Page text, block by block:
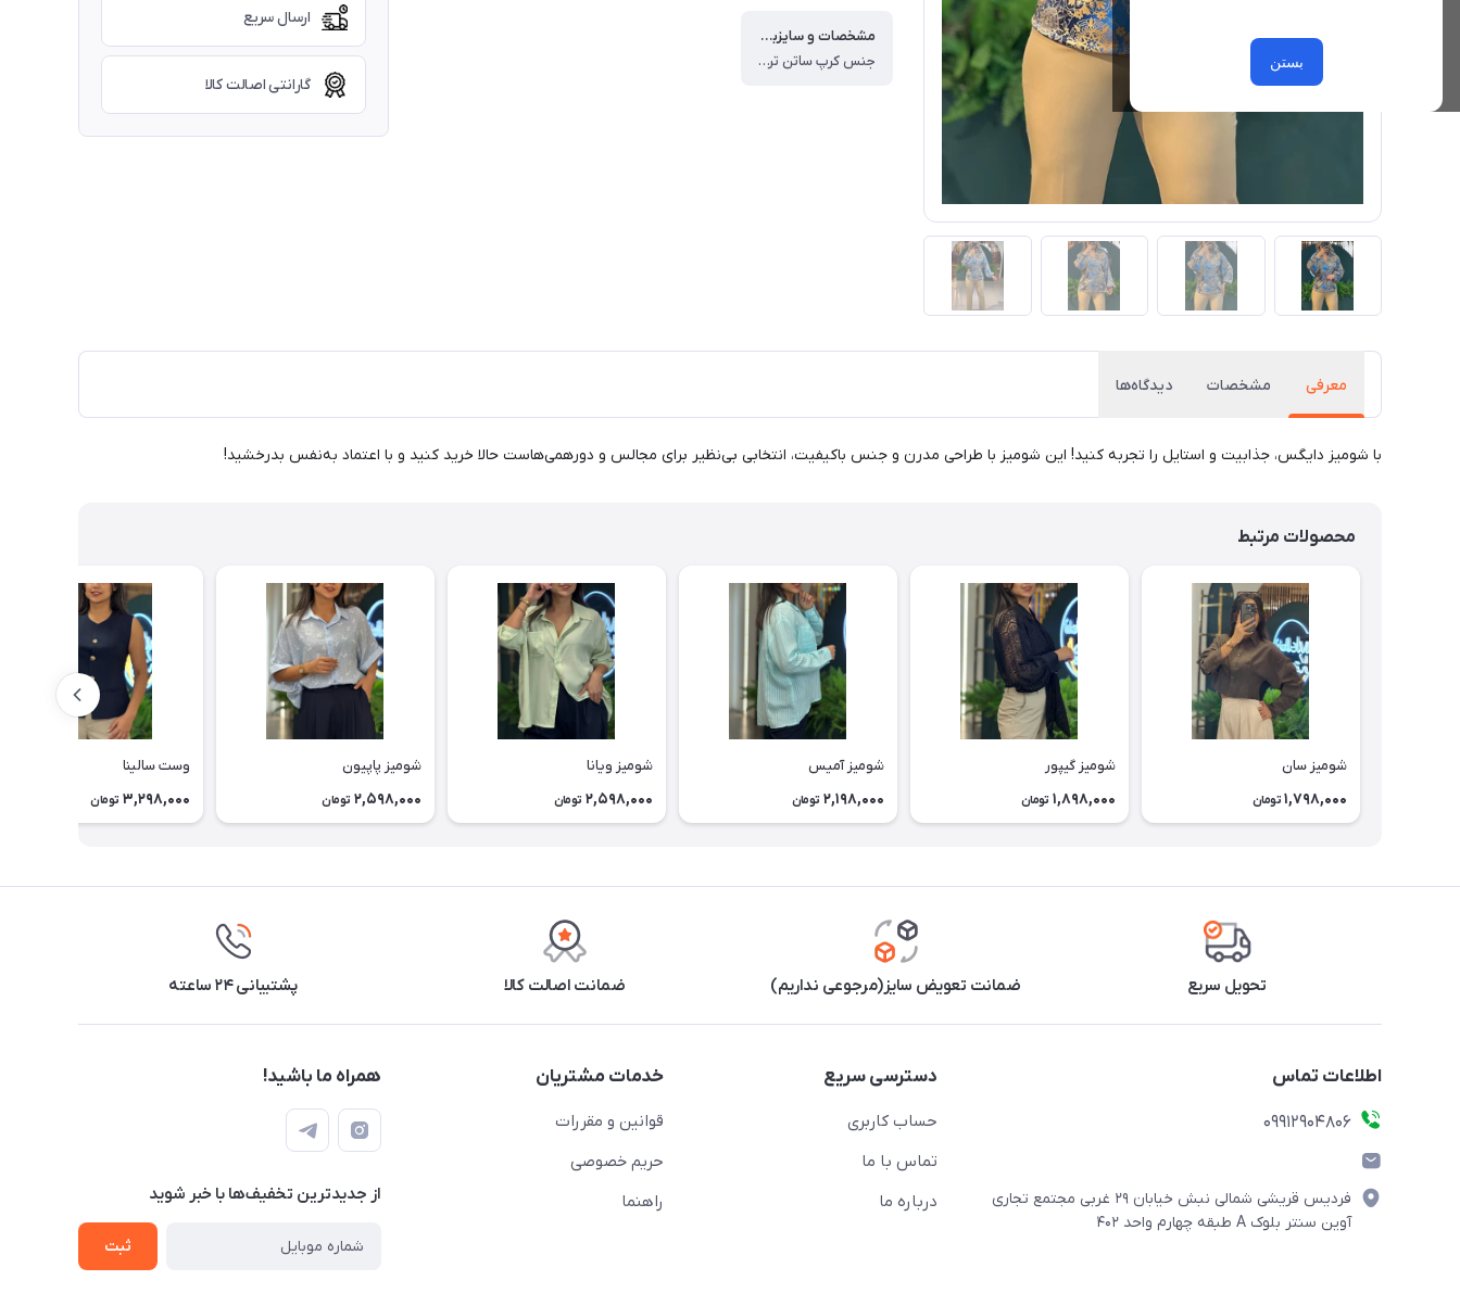
بستن
مشخصات و سایزبندی
جنس کرپ ساتن ترک درجه یک مدل شومیز بالاتنه جذب تر پایین تنه حالت گشاد و‌ فون تر قد ۷۳ ، دور سینه سایز ۴۰ : ۱۰۴ پایین تنه ۱۳۰ ، دور سینه سایز ۴۲ : ۱۱۰ پایین تنه ۱۳۲ ، دور سینه سایز ۴۴ : ۱۱۴ پایین تنه ۱۳۴ ، دور سینه سایز ۴۶ : ۱۱۹ پایین تنه ۱۳۶ ، دور سینه سایز ۴۸ : ۱۲۴ پایین تنه ۱۴۰ ، حتما اندازه هارو چک کنید قواره داره این مدل
ارسال سریع
گارانتی اصالت کالا
معرفی مشخصات دیدگاه‌ها
با شومیز دایگس، جذابیت و استایل را تجربه کنید! این شومیز با طراحی مدرن و جنس باکیفیت، انتخابی بی‌نظیر برای مجالس و دورهمی‌هاست حالا خرید کنید و با اعتماد به‌نفس بدرخشید!
محصولات مرتبط
شومیز سان
1,798,000 تومان
شومیز گیپور
1,898,000 تومان
شومیز آمیس
2,198,000 تومان
شومیز ویانا
2,598,000 تومان
شومیز پاپیون
2,598,000 تومان
وست سالینا
3,298,000 تومان
تحویل سریع ضمانت تعویض سایز(مرجوعی نداریم) ضمانت اصالت کالا پشتیبانی ۲۴ ساعته
اطلاعات تماس
09912904806
فردیس قریشی شمالی نبش خیابان ۲۹ غربی مجتمع تجاری
آوین سنتر بلوک A طبقه چهارم واحد ۴۰۲
دسترسی سریع
حساب کاربری
تماس با ما
درباره ما
خدمات مشتریان
قوانین و مقررات
حریم خصوصی
راهنما
همراه ما باشید!
از جدید‌ترین تخفیف‌ها با‌ خبر شوید
ثبت